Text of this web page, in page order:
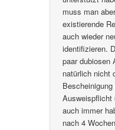
muss man
existierende
auch wieder
identifizieren.
paar dubiosen
natürlich nicht
Ausweispflicht
auch immer
nach 4